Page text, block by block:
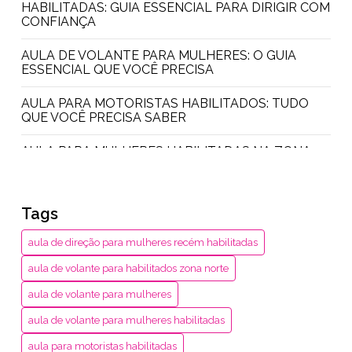
HABILITADAS: GUIA ESSENCIAL PARA DIRIGIR COM
CONFIANÇA
AULA DE VOLANTE PARA MULHERES: O GUIA
ESSENCIAL QUE VOCÊ PRECISA
AULA PARA MOTORISTAS HABILITADOS: TUDO
QUE VOCÊ PRECISA SABER
AULA PARA MULHERES HABILITADAS NA ZONA
COMO SE EMPODERAR
AULAS PRÁTICAS PARA MULHERES RECÉM-
HABILITADAS: DICAS FUNDAMENTAIS PARA
DIRIGIR COM CONFIANÇA
CONSELHOS ESSENCIAIS DE DIREÇÃO PARA
MULHERES NA ZONA OESTE
Tags
aula de direção para mulheres recém habilitadas
aula de volante para habilitados zona norte
aula de volante para mulheres
aula de volante para mulheres habilitadas
aula para motoristas habilitadas